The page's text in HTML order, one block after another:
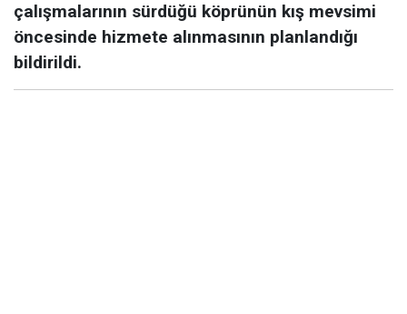
çalışmalarının sürdüğü köprünün kış mevsimi
öncesinde hizmete alınmasının planlandığı
bildirildi.